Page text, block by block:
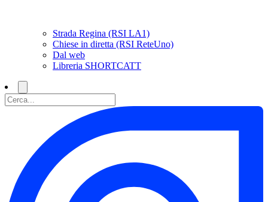
Strada Regina (RSI LA1)
Chiese in diretta (RSI ReteUno)
Dal web
Libreria SHORTCATT